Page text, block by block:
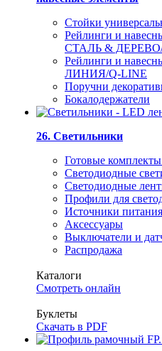
Стойки
Рейлинги и
СТАЛЬ & ДЕРЕВО/
Рейлинги и
ЛИНИЯ/Q-LINE
Поручни
Бокалодержатели
26. Светильники
Готовые
Светодиодные
Светодиодные
Профили для
Источники питания
Аксессуары
Выключатели и
Распродажа
Каталоги
Смотреть онлайн
Буклеты
Скачать в PDF